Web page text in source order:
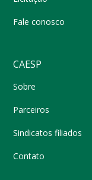
Fale conosco
CAESP
Sobre
Parceiros
Sindicatos filiados
Contato